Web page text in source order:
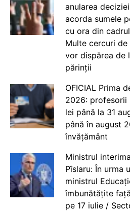
anularea
acorda sumele
cu ora din
Multe cercuri
vor dispărea de
părinții
OFICIAL Prima
2026: profesorii
lei până la 31
până în august
învățământ
Ministrul
Pîslaru: În urma
ministrul
îmbunătățite
pe 17 iulie /